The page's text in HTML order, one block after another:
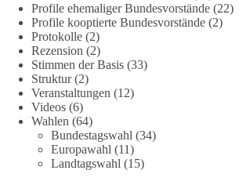
🕊 Wir wollen den Krieg mit Russland nicht!
Am 20. Juni 2026 fand in Berlin am
Demonstration mit dem Motto „Russland ist
Feind“ statt.
Hier ein Auszug aus der Rede von der
Bundestagsabgeordneten Sevim Dağdelen
„Wir müssen Nein sagen zu diesem stinkenden
Profile ehemaliger Bundesvorstände (22)
Profile kooptierte Bundesvorstände (2)
Protokolle (2)
Rezension (2)
Stimmen der Basis (33)
Struktur(2)
Veranstaltungen (12)
Videos (6)
Wahlen (64)
Bundestagswahl (34)
Europawahl (11)
Landtagswahl (15)